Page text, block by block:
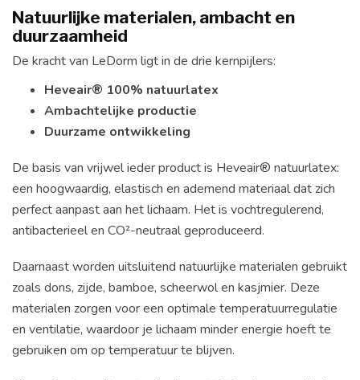
Natuurlijke materialen, ambacht en
duurzaamheid
De kracht van LeDorm ligt in de drie kernpijlers:
Heveair® 100% natuurlatex
Ambachtelijke productie
Duurzame ontwikkeling
De basis van vrijwel ieder product is Heveair® natuurlatex:
een hoogwaardig, elastisch en ademend materiaal dat zich
perfect aanpast aan het lichaam. Het is vochtregulerend,
antibacterieel en CO²-neutraal geproduceerd.
Daarnaast worden uitsluitend natuurlijke materialen gebruikt
zoals dons, zijde, bamboe, scheerwol en kasjmier. Deze
materialen zorgen voor een optimale temperatuurregulatie
en ventilatie, waardoor je lichaam minder energie hoeft te
gebruiken om op temperatuur te blijven.